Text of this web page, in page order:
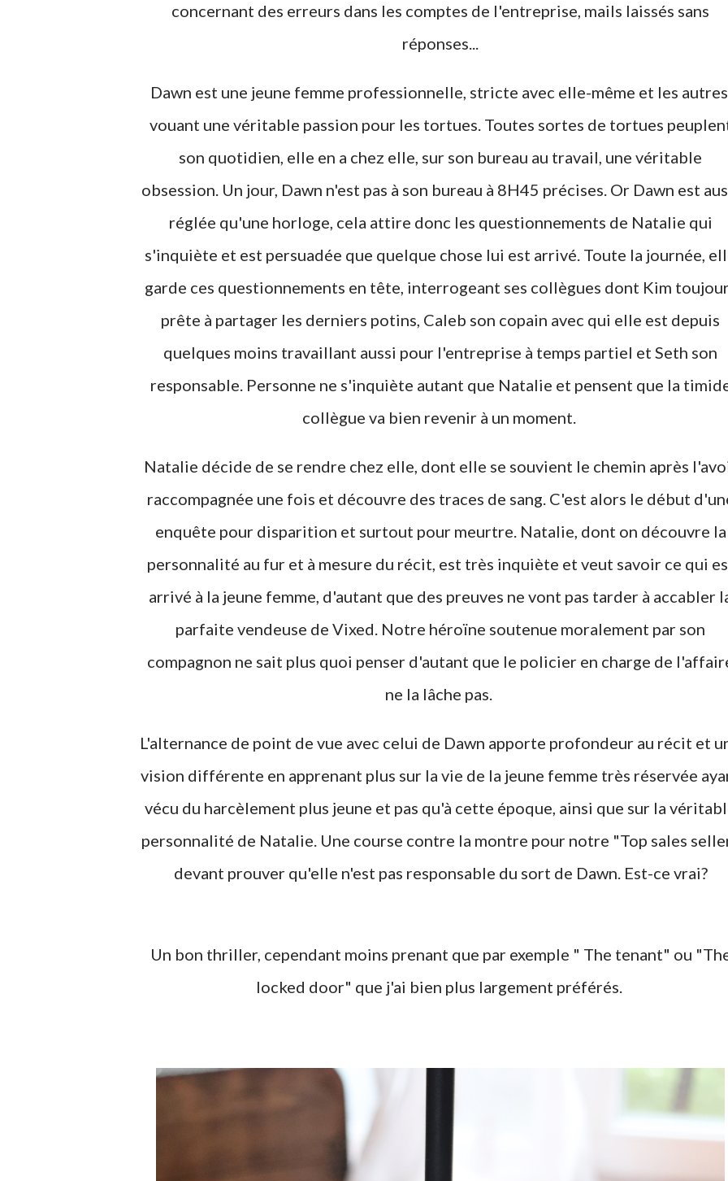
concernant des erreurs dans les comptes de l'entreprise, mails laissés sans
réponses...
Dawn est une jeune femme professionnelle, stricte avec elle-même et les
vouant une véritable passion pour les tortues. Toutes sortes de tortues
son quotidien, elle en a chez elle, sur son bureau au travail, une véritable
obsession. Un jour, Dawn n'est pas à son bureau à 8H45 précises. Or Dawn est
réglée qu'une horloge, cela attire donc les questionnements de Natalie qui
s'inquiète et est persuadée que quelque chose lui est arrivé. Toute la journée,
garde ces questionnements en tête, interrogeant ses collègues dont Kim
prête à partager les derniers potins, Caleb son copain avec qui elle est depuis
quelques moins travaillant aussi pour l'entreprise à temps partiel et Seth son
responsable. Personne ne s'inquiète autant que Natalie et pensent que la
collègue va bien revenir à un moment.
Natalie décide de se rendre chez elle, dont elle se souvient le chemin après
raccompagnée une fois et découvre des traces de sang. C'est alors le début
enquête pour disparition et surtout pour meurtre. Natalie, dont on découvre la
personnalité au fur et à mesure du récit, est très inquiète et veut savoir ce qui
arrivé à la jeune femme, d'autant que des preuves ne vont pas tarder à accabler
parfaite vendeuse de Vixed. Notre héroïne soutenue moralement par son
compagnon ne sait plus quoi penser d'autant que le policier en charge de
ne la lâche pas.
L'alternance de point de vue avec celui de Dawn apporte profondeur au récit et
vision différente en apprenant plus sur la vie de la jeune femme très réservée
vécu du harcèlement plus jeune et pas qu'à cette époque, ainsi que sur la
personnalité de Natalie. Une course contre la montre pour notre "Top sales
devant prouver qu'elle n'est pas responsable du sort de Dawn. Est-ce vrai?
Un bon thriller, cependant moins prenant que par exemple " The tenant" ou
locked door" que j'ai bien plus largement préférés.